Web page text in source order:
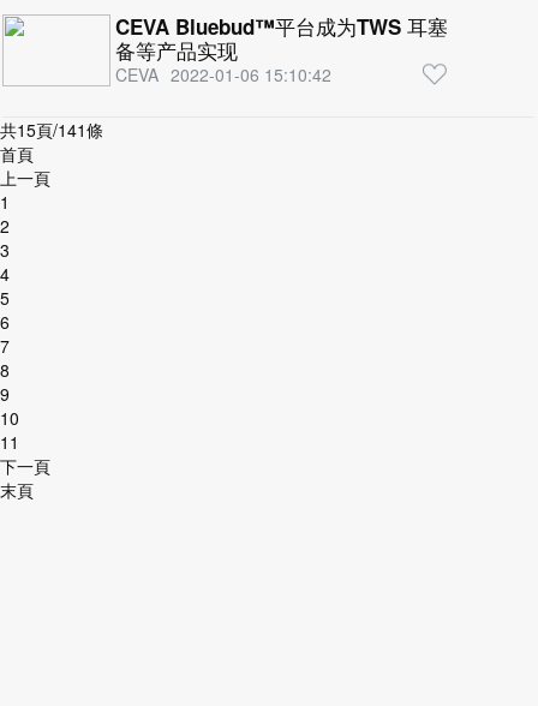
CEVA Bluebud™平台成为TWS 耳塞、游戏耳
备等产品实现
CEVA 2022-01-06 15:10:42
共15頁/141條
首頁
上一頁
1
2
3
4
5
6
7
8
9
10
11
下一頁
末頁